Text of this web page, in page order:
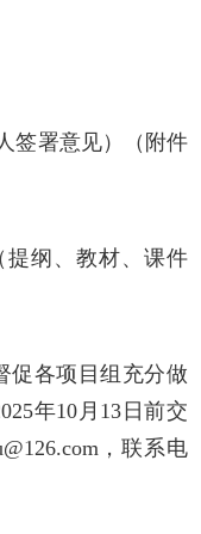
签署意见）（附件
提纲、教材、课件
促各项目组充分做
年10 月 13 日前交
，联系电